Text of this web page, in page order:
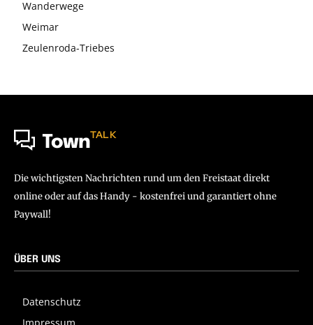
Wanderwege
Weimar
Zeulenroda-Triebes
TownTALK
Die wichtigsten Nachrichten rund um den Freistaat direkt
online oder auf das Handy - kostenfrei und garantiert ohne
Paywall!
ÜBER UNS
Datenschutz